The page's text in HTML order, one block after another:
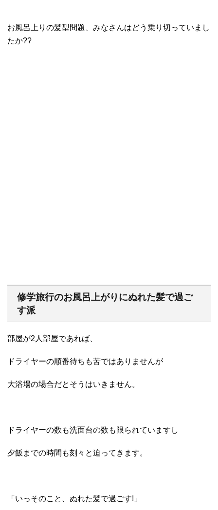
お風呂上りの髪型問題、みなさんはどう乗り切っていまし
たか??
修学旅行のお風呂上がりにぬれた髪で過ご
す派
部屋が2人部屋であれば、
ドライヤーの順番待ちも苦ではありませんが
大浴場の場合だとそうはいきません。
ドライヤーの数も洗面台の数も限られていますし
夕飯までの時間も刻々と迫ってきます。
「いっそのこと、ぬれた髪で過ごす!」